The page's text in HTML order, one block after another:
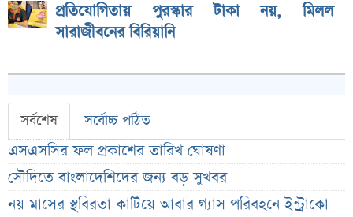
প্রতিযোগিতায় পুরস্কার টাকা নয়, মিলল
সারাজীবনের বিরিয়ানি
সর্বশেষ সর্বোচ্চ পঠিত
এসএসসির ফল প্রকাশের তারিখ ঘোষণা
সৌদিতে বাংলাদেশিদের জন্য বড় সুখবর
নয় মাসের স্থবিরতা কাটিয়ে আবার গ্যাস পরিবহনে ইন্ট্রাকো